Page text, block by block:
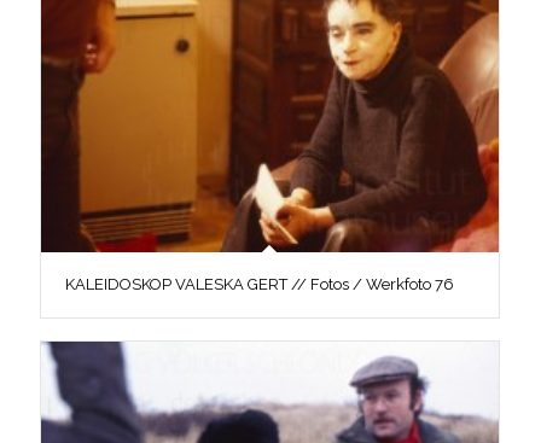
KALEIDOSKOP VALESKA GERT // Fotos / Werkfoto 76